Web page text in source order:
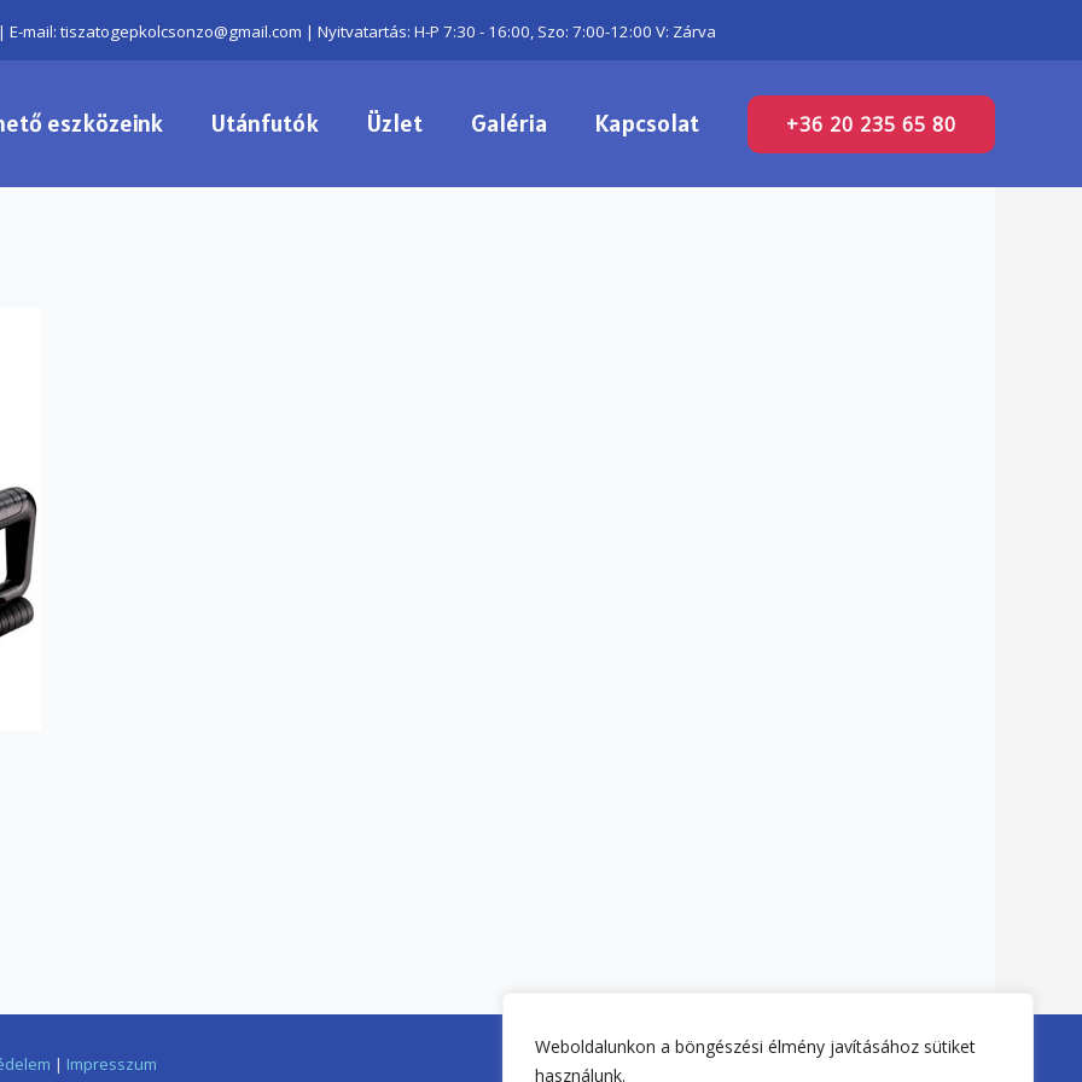
Weboldalunkon a böngészési élmény javításához sütiket
használunk.
| E-mail: tiszatogepkolcsonzo@gmail.com | Nyitvatartás: H-P 7:30 - 16:00, Szo: 7:00-12:00 V: Zárva
eszközeink Utánfutók Üzlet Galéria Kapcsolat +36 20 235 65 80
| Impresszum Weboldal készítés: